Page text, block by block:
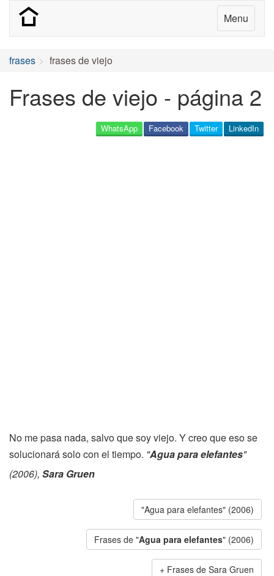
Menu
frases frases de viejo
Frases de viejo - página 2
LinkedIn
Twitter
Facebook
WhatsApp
No me pasa nada, salvo que soy viejo. Y creo que eso se
solucionará solo con el tiempo. "Agua para elefantes"
(2006), Sara Gruen
"Agua para elefantes" (2006)
Frases de "Agua para elefantes" (2006)
Frases de Sara Gruen